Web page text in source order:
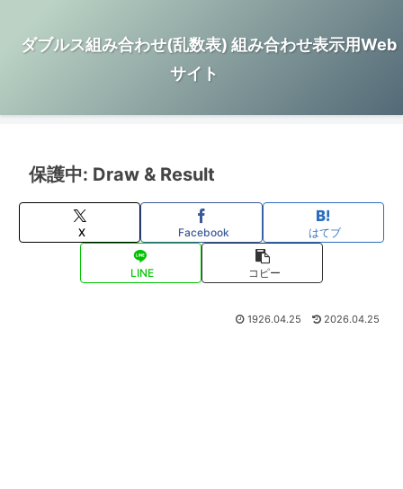
ダブルス組み合わせ(乱数表) 組み合わせ表示用Web
サイト
保護中: Draw & Result
X Facebook はてブ
LINE コピー
1926.04.25 2026.04.25